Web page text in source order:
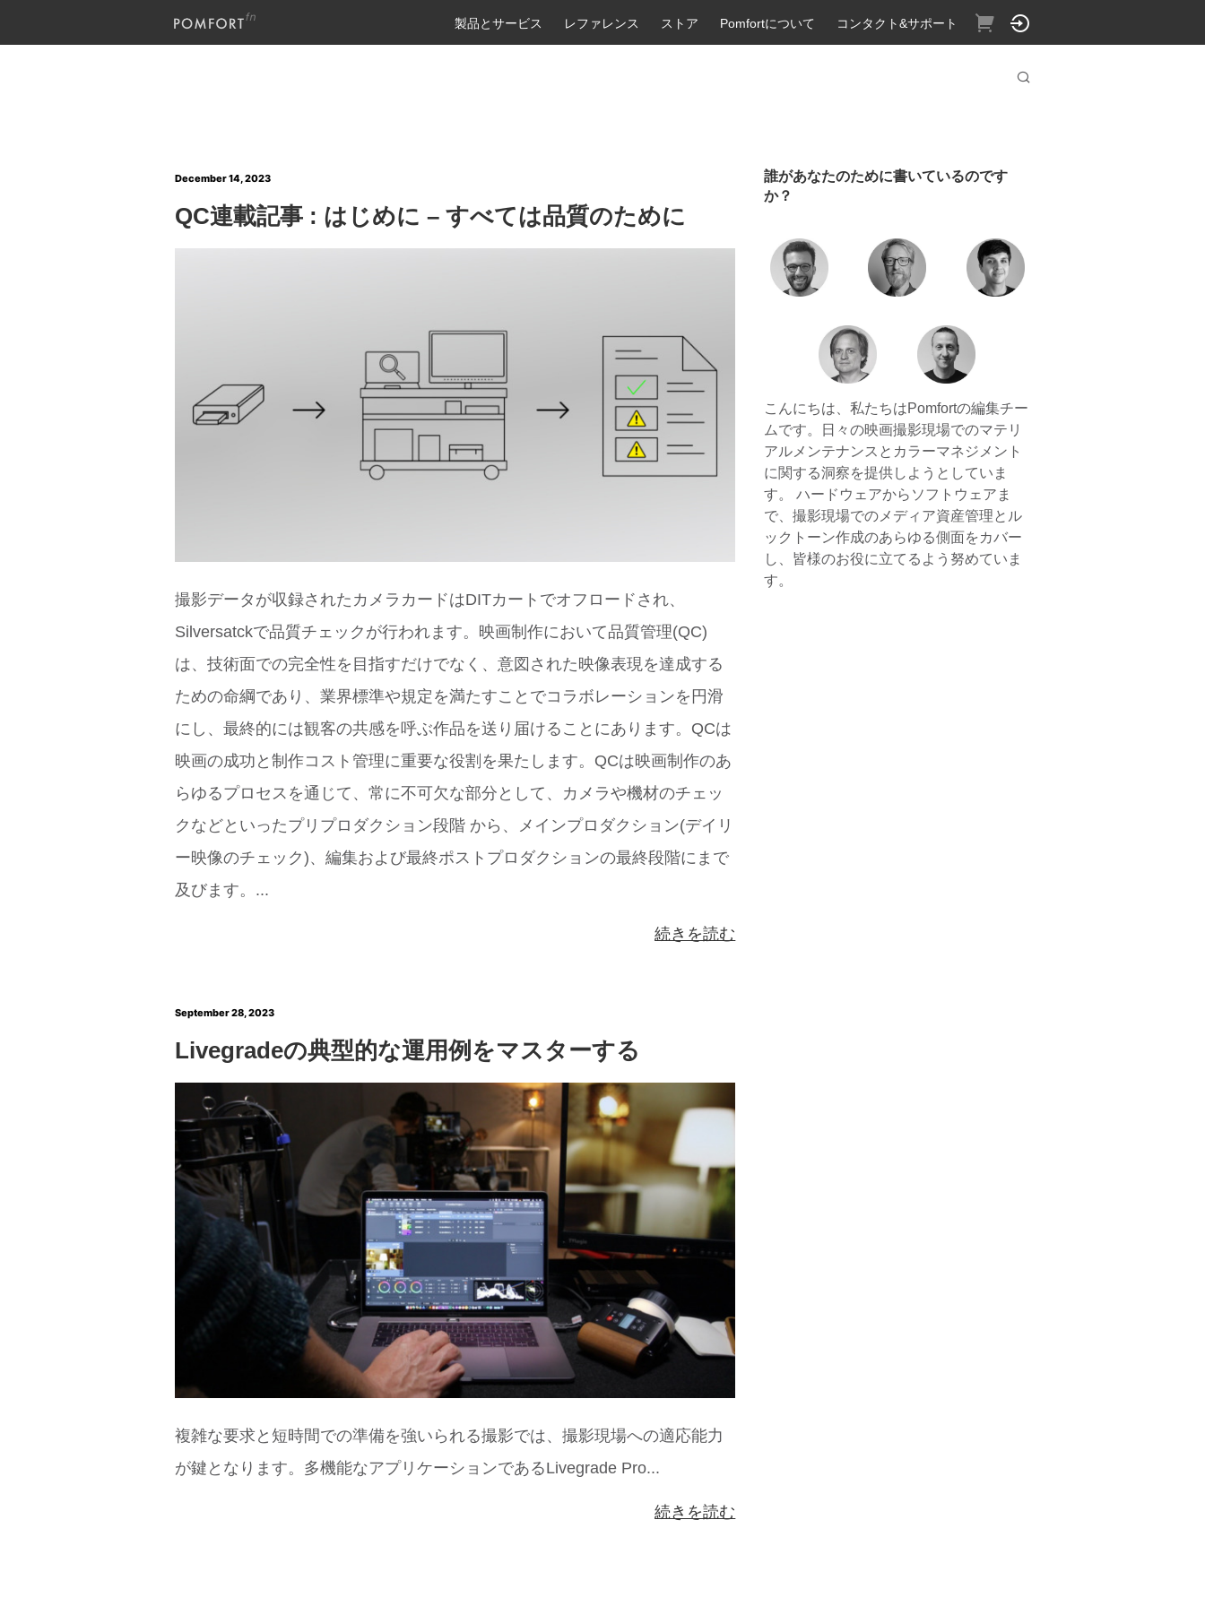
製品とサービス レファレンス ストア Pomfortについて コンタクト&サポート
December 14, 2023
QC連載記事 : はじめに – すべては品質のために
撮影データが収録されたカメラカードはDITカートでオフロードされ、
Silversatckで品質チェックが行われます。映画制作において品質管理(QC)
は、技術面での完全性を目指すだけでなく、意図された映像表現を達成する
ための命綱であり、業界標準や規定を満たすことでコラボレーションを円滑
にし、最終的には観客の共感を呼ぶ作品を送り届けることにあります。QCは
映画の成功と制作コスト管理に重要な役割を果たします。QCは映画制作のあ
らゆるプロセスを通じて、常に不可欠な部分として、カメラや機材のチェッ
クなどといったプリプロダクション段階 から、メインプロダクション(デイリ
ー映像のチェック)、編集および最終ポストプロダクションの最終段階にまで
及びます。...
続きを読む
September 28, 2023
Livegradeの典型的な運用例をマスターする
複雑な要求と短時間での準備を強いられる撮影では、撮影現場への適応能力
が鍵となります。多機能なアプリケーションであるLivegrade Pro...
続きを読む
誰があなたのために書いているのです
か？
こんにちは、私たちはPomfortの編集チー
ムです。日々の映画撮影現場でのマテリ
アルメンテナンスとカラーマネジメント
に関する洞察を提供しようとしていま
す。 ハードウェアからソフトウェアま
で、撮影現場でのメディア資産管理とル
ックトーン作成のあらゆる側面をカバー
し、皆様のお役に立てるよう努めていま
す。